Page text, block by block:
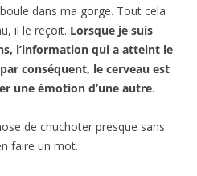
dans ma gorge. Tout cela
il le reçoit. Lorsque je suis
l’information qui a atteint le
conséquent, le cerveau est
une émotion d’une autre.
de chuchoter presque sans
faire un mot.